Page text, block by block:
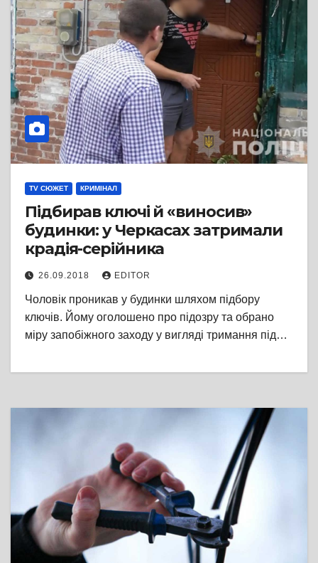
TV СЮЖЕТ КРИМІНАЛ
Підбирав ключі й «виносив»
будинки: у Черкасах затримали
крадія-серійника
26.09.2018 EDITOR
Чоловік проникав у будинки шляхом підбору
ключів. Йому оголошено про підозру та обрано
міру запобіжного заходу у вигляді тримання під…